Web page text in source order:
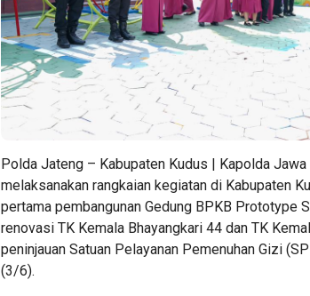
Polda Jateng – Kabupaten Kudus | Kapolda
melaksanakan rangkaian kegiatan di Kabupaten
pertama pembangunan Gedung BPKB Prototype
renovasi TK Kemala Bhayangkari 44 dan TK
peninjauan Satuan Pelayanan Pemenuhan Gizi
(3/6).